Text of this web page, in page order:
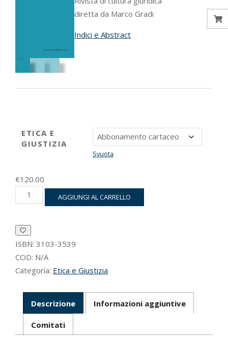
prezzo:
da
diretta da Marco Gradi
Indici e Abstract
ETICA E
GIUSTIZIA
Svuota
€120.00
Etica
e
-
2025
quantità
AGGIUNGI AL CARRELLO
ISBN: 3103-3539
COD: N/A
Categoria: Etica e Giustizia
Descrizione Informazioni aggiuntive
Comitati